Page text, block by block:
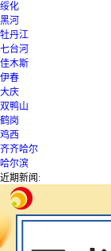
绥化
黑河
牡丹江
七台河
佳木斯
伊春
大庆
双鸭山
鹤岗
鸡西
齐齐哈尔
哈尔滨
近期新闻: